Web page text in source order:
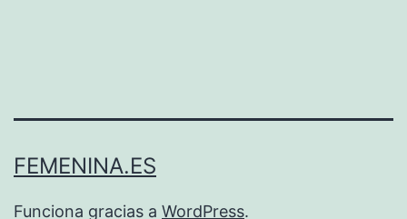
FEMENINA.ES
Funciona gracias a WordPress.